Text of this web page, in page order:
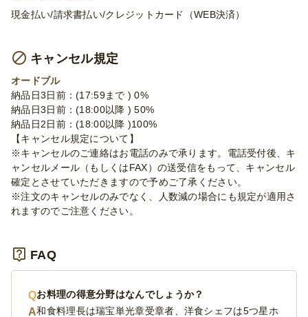
現金払い/請求書払い/クレジットカード（WEB決済）
キャンセル規定
オードブル
納品日3日前：(17:59まで ) 0%
納品日3日前：(18:00以降 ) 50%
納品日2日前：(18:00以降 )100%
【キャンセル規定について】
※キャンセルのご連絡はお電話のみで承ります。電話受付後、キ
ャンセルメール（もしくはFAX）の送受信をもって、キャンセル
確定とさせていただきますので予めご了承ください。
※注文のキャンセルのみでなく、人数減の場合にも規定が適用さ
れますのでご注意ください。
FAQ
お料理の得意分野はなんでしょうか？
和食料理長は瑞宝単光章受章者、洋食シェフは5つ星ホ